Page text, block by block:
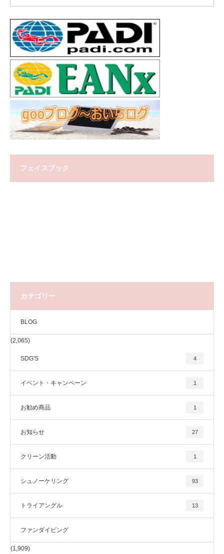
フェイスブック
カテゴリー
BLOG
(2,065)
SDG'S 4
イベント・キャンペーン 1
お勧め商品 1
お知らせ 27
クリーン活動 1
シュノーケリング 93
トライアングル 13
ファンダイビング
(1,909)